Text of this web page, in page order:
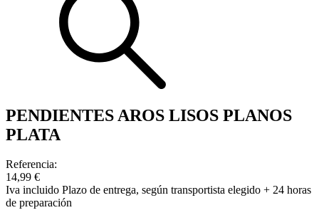
PENDIENTES AROS LISOS PLANOS
PLATA
Referencia:
14,99 €
Iva incluido Plazo de entrega, según transportista elegido + 24 horas
de preparación